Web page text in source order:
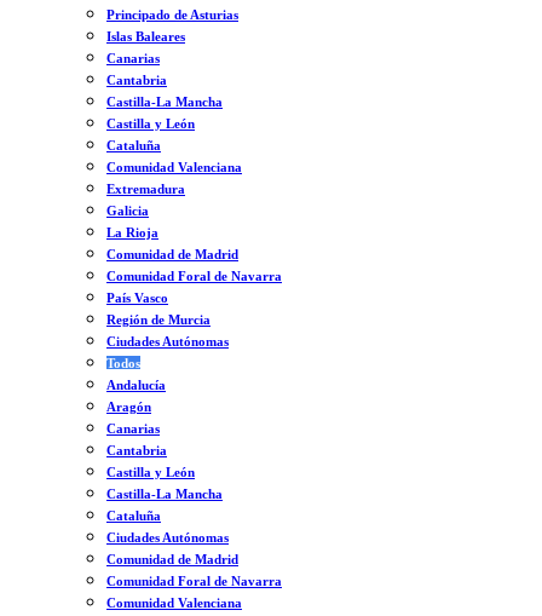
Principado de Asturias
Islas Baleares
Canarias
Cantabria
Castilla-La Mancha
Castilla y León
Cataluña
Comunidad Valenciana
Extremadura
Galicia
La Rioja
Comunidad de Madrid
Comunidad Foral de Navarra
País Vasco
Región de Murcia
Ciudades Autónomas
Todos
Andalucía
Aragón
Canarias
Cantabria
Castilla y León
Castilla-La Mancha
Cataluña
Ciudades Autónomas
Comunidad de Madrid
Comunidad Foral de Navarra
Comunidad Valenciana